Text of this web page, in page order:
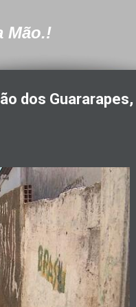
Mão.!
dos Guararapes,